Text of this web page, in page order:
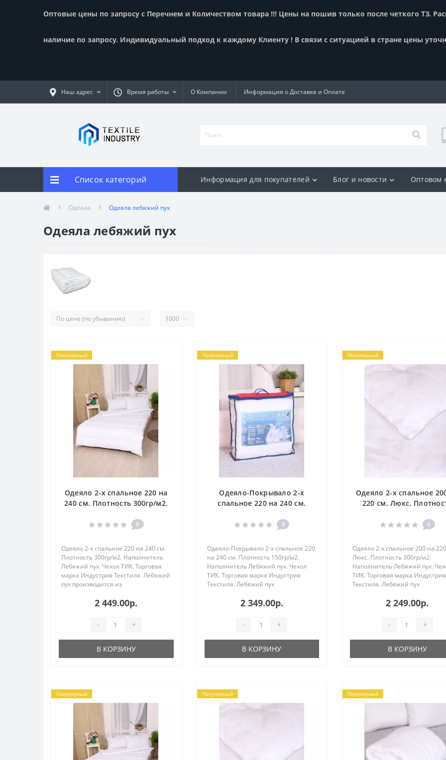
Оптовые цены по запросу с Перечнем и Количеством товара !!! Цены на пошив только после четкого ТЗ.
наличие по запросу. Индивидуальный подход к каждому Клиенту ! В связи с ситуацией в стране цены
Наш адрес Время работы О Компании Информация о Доставке и Оплате
Список категорий Информация для покупателей Блог и новости Оптовом
Одеяла Одеяла лебяжий пух
Одеяла лебяжий пух
Популярный
Одеяло 2-х спальное 220 на
240 см. Плотность 300гр/м2.
Чехол ТИК.0
Одеяло 2-х спальное 220 на 240 см.
Плотность 300гр/м2. Наполнитель
Лебяжий пух. Чехол ТИК. Торговая
марка Индустрия Текстиля. Лебяжий
пух производится из
полиэфирного микро волокна.
Держит форму, не сбивается и не
2 449.00р.
- +
В КОРЗИНУ
Популярный
Одеяло-Покрывало 2-х
спальное 220 на 240 см.
Наполнитель Лебяжий пух.
0
Одеяло-Покрывало 2-х спальное 220
на 240 см. Плотность 150гр/м2.
Наполнитель Лебяжий пух. Чехол
ТИК. Торговая марка Индустрия
Текстиля. Лебяжий пух
высокосиликонизированного
полиэфирного микро волокна.
2 349.00р.
- +
В КОРЗИНУ
Популярный
Одеяло 2-х спальное
220 см. Люкс.
Лебяжий пух. Чехол
0
Одеяло 2-х спальное 200 на
Люкс. Плотность 300гр/м2.
Наполнитель Лебяжий пух.
ТИК. Торговая марка Индустрия
Текстиля. Лебяжий пух
высокосиликонизированного
полиэфирного микро волокна.
2 249.00р.
- +
В КОРЗИНУ
Популярный Популярный Популярный